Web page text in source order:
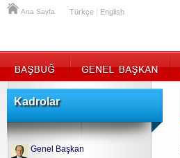
Ana Sayfa Türkçe English
Kadrolar
Genel Başkan